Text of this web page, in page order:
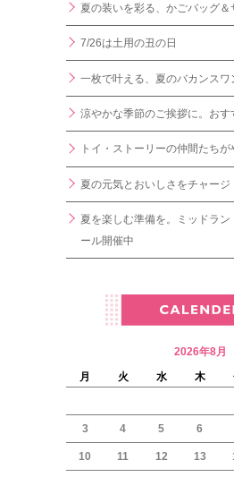
夏の装いを彩る、かごバッグ＆
7/26は土用の丑の日
一枚で叶える、夏のバカンスワ
涼やかな季節のご挨拶に。おす
トイ・ストーリーの仲間たちが
夏の元気とおいしさをチャージ
夏を楽しむ準備を。ミッドラ
ール開催中
2026年8月
月
火 水 木
3 4 5 6
10 11 12 13